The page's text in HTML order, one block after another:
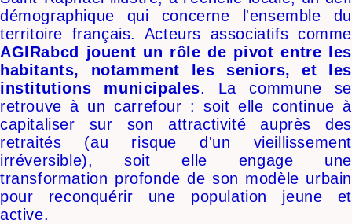
démographique qui concerne l'ensemble du
territoire français. Acteurs associatifs comme
AGIRabcd
jouent un rôle de pivot entre les
habitants, notamment les seniors, et les
institutions municipales. La commune se
retrouve à un carrefour : soit elle continue à
capitaliser sur son attractivité auprès des
retraités (au risque d'un vieillissement
irréversible), soit elle engage une
transformation profonde de son modèle urbain
pour reconquérir une population jeune et
active.